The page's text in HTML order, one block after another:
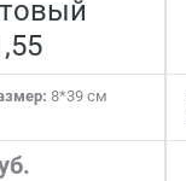
8*39 см